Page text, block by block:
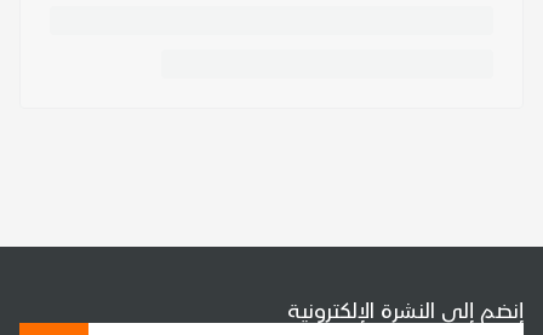
إنضم إلى النشرة الإلكترونية